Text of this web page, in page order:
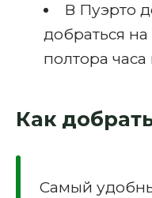
В Пуэрто
добраться
полтора часа
Как
Самый